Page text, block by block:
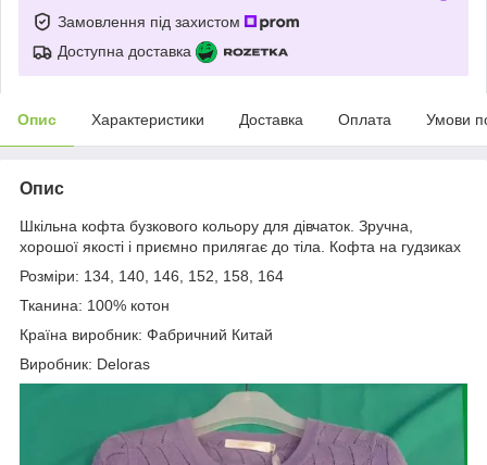
Замовлення під захистом
Доступна доставка
Опис Характеристики Доставка Оплата Умови
Опис
Шкільна кофта бузкового кольору для дівчаток. Зручна,
хорошої якості і приємно прилягає до тіла. Кофта на гудзиках
Розміри: 134, 140, 146, 152, 158, 164
Тканина: 100% котон
Країна виробник: Фабричний Китай
Виробник: Deloras